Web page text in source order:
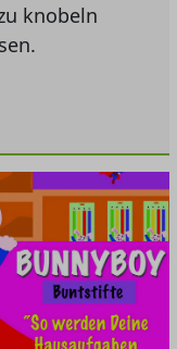
knobeln